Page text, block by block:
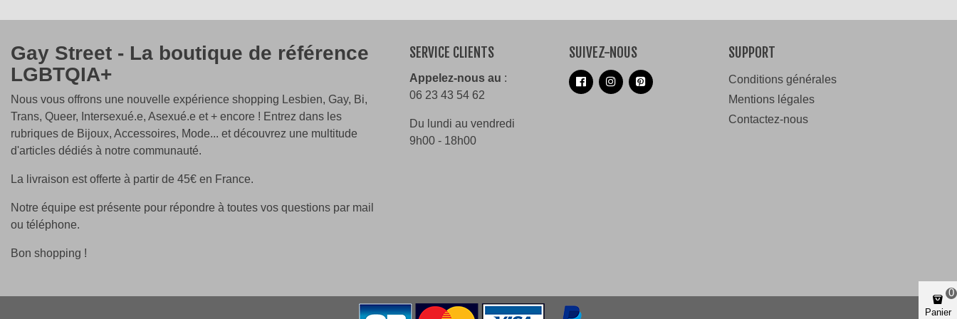
Gay Street - La boutique de référence
LGBTQIA+
Nous vous offrons une nouvelle expérience shopping Lesbien, Gay, Bi,
Trans, Queer, Intersexué.e, Asexué.e et + encore ! Entrez dans les
rubriques de Bijoux, Accessoires, Mode... et découvrez une multitude
d'articles dédiés à notre communauté.
La livraison est offerte à partir de 45€ en France.
Notre équipe est présente pour répondre à toutes vos questions par mail
ou téléphone.
Bon shopping !
SERVICE CLIENTS
Appelez-nous au :
06 23 43 54 62
Du lundi au vendredi
9h00 - 18h00
SUIVEZ-NOUS SUPPORT
Conditions générales
Mentions légales
Contactez-nous
Panier
0